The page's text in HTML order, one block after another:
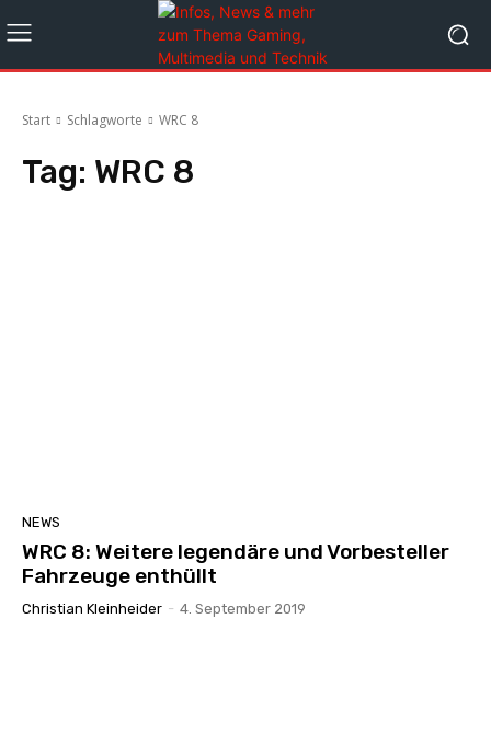
Start Schlagworte WRC 8
Tag: WRC 8
NEWS
WRC 8: Weitere legendäre und Vorbesteller
Fahrzeuge enthüllt
Christian Kleinheider - 4. September 2019